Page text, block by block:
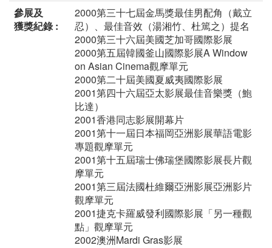
參展及
獲獎紀錄 :
2000第三十七屆金馬獎最佳男配角（戴立
忍）、最佳音效（湯湘竹、杜篤之）提名
2000第三十六屆美國芝加哥國際影展
2000第五屆韓國釜山國際影展A Window
on Asian Cinema觀摩單元
2000第二十屆美國夏威夷國際影展
2001第四十六屆亞太影展最佳音樂獎（鮑
比達）
2001香港同志影展開幕片
2001第十一屆日本福岡亞洲影展華語電影
專題觀摩單元
2001第十五屆瑞士佛瑞堡國際影展長片觀
摩單元
2001第三屆法國杜維爾亞洲影展亞洲影片
觀摩單元
2001捷克卡羅威發利國際影展「另一種觀
點」觀摩單元
2002澳洲Mardi Gras影展